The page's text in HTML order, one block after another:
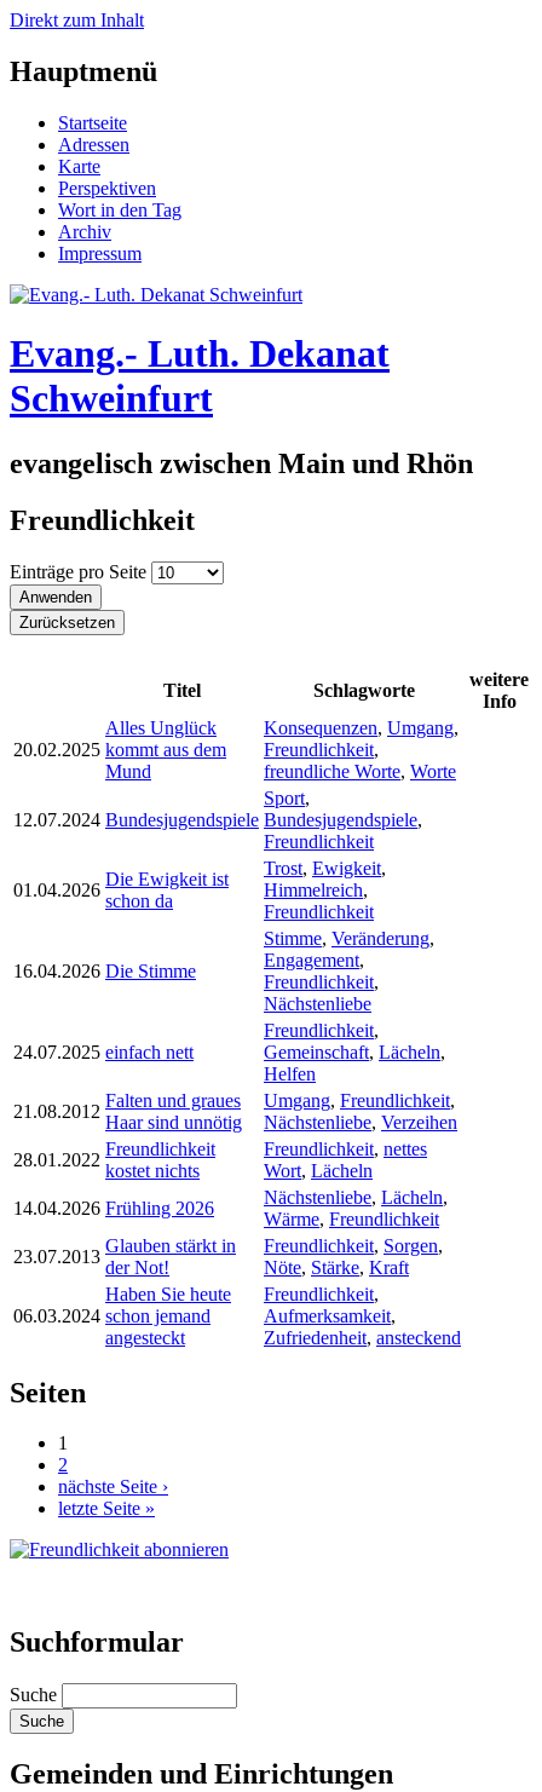
Direkt zum Inhalt
Hauptmenü
Startseite
Adressen
Karte
Perspektiven
Wort in den Tag
Archiv
Impressum
Evang.- Luth. Dekanat
Schweinfurt
evangelisch zwischen Main und Rhön
Freundlichkeit
Einträge pro Seite
Titel Schlagworte
weitere
Info
20.02.2025
Alles Unglück
kommt aus dem
Mund
Konsequenzen, Umgang,
Freundlichkeit,
freundliche Worte, Worte
12.07.2024 Bundesjugendspiele
Sport,
Bundesjugendspiele,
Freundlichkeit
01.04.2026
Die Ewigkeit ist
schon da
Trost, Ewigkeit,
Himmelreich,
Freundlichkeit
16.04.2026 Die Stimme
Stimme, Veränderung,
Engagement,
Freundlichkeit,
Nächstenliebe
24.07.2025 einfach nett
Freundlichkeit,
Gemeinschaft, Lächeln,
Helfen
21.08.2012
Falten und graues
Haar sind unnötig
Umgang, Freundlichkeit,
Nächstenliebe, Verzeihen
28.01.2022
Freundlichkeit
kostet nichts
Freundlichkeit, nettes
Wort, Lächeln
14.04.2026 Frühling 2026
Nächstenliebe, Lächeln,
Wärme, Freundlichkeit
23.07.2013
Glauben stärkt in
der Not!
Freundlichkeit, Sorgen,
Nöte, Stärke, Kraft
06.03.2024
Haben Sie heute
schon jemand
angesteckt
Freundlichkeit,
Aufmerksamkeit,
Zufriedenheit, ansteckend
Seiten
1
2
nächste Seite ›
letzte Seite »
Suchformular
Suche
Gemeinden und Einrichtungen